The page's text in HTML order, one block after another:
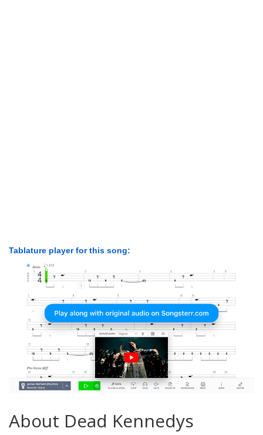
Tablature player for this song:
About Dead Kennedys